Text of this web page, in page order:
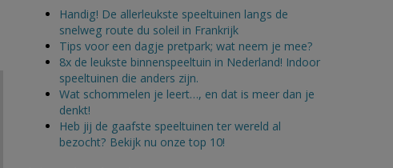
Handig! De allerleukste speeltuinen langs de
snelweg route du soleil in Frankrijk
Tips voor een dagje pretpark; wat neem je mee?
8x de leukste binnenspeeltuin in Nederland! Indoor
speeltuinen die anders zijn.
Wat schommelen je leert…, en dat is meer dan je
denkt!
Heb jij de gaafste speeltuinen ter wereld al
bezocht? Bekijk nu onze top 10!